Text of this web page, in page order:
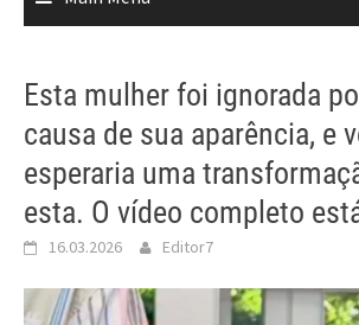
Esta mulher foi ignorada
causa de sua aparência, e
esperaria uma
esta. O vídeo completo
16.03.2026 Editor7